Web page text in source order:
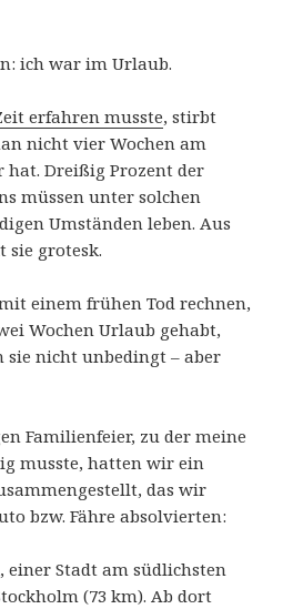
ich war im Urlaub.
erfahren musste, stirbt
nicht vier Wochen am
hat. Dreißig Prozent der
müssen unter solchen
Umständen leben. Aus
sie grotesk.
einem frühen Tod rechnen,
Wochen Urlaub gehabt,
sie nicht unbedingt – aber
Familienfeier, zu der meine
musste, hatten wir ein
das wir
bzw. Fähre absolvierten:
, einer Stadt am südlichsten
(73 km). Ab dort